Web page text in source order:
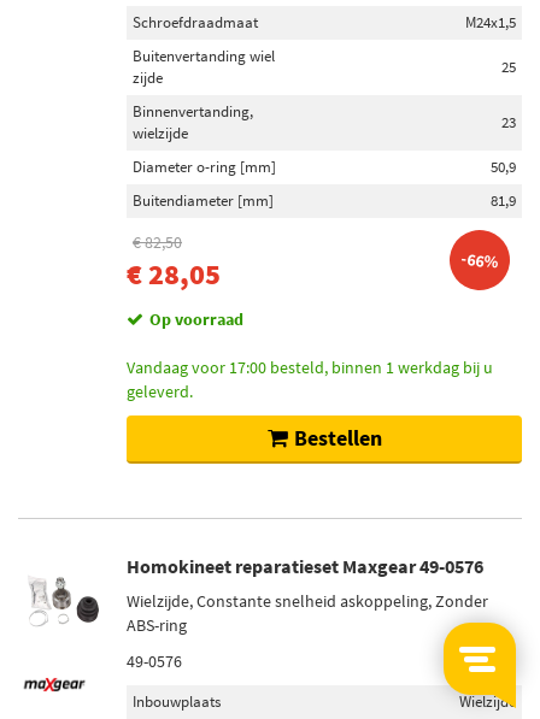
Schroefdraadmaat
M24x1,5
Buitenvertanding wiel
zijde
25
Binnenvertanding,
wielzijde
23
Diameter o-ring [mm]
50,9
Buitendiameter [mm]
81,9
€ 82,50
€ 28,05 -66%
Op voorraad
Vandaag voor 17:00 besteld, binnen 1 werkdag bij u
geleverd.
Bestellen
Homokineet reparatieset Maxgear 49-0576
Wielzijde, Constante snelheid askoppeling, Zonder
ABS-ring
49-0576
Inbouwplaats Wielzijde